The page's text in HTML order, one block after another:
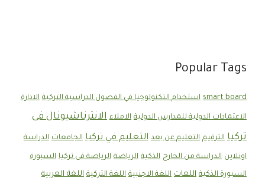
Popular Tags
smart board استخدام التكنولوجيا في الفصول الدراسية التركية الادارة
الاعتمادات الدولية للمدارس الدولية الاملاء الانترناشيونال فى
تركيا الترقيم التعليم عن بعد التعليم في تركيا الجامعات الدراسة
اونلاين الدراسة من الخارج الذكية الرياضة الرياضة فى تركيا السبورة
السبورة الذكية اللغات اللغة الاجنبية اللغة التركية اللغة العربية